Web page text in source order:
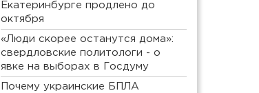
Екатеринбурге продлено до
октября
«Люди скорее останутся дома»:
свердловские политологи - о
явке на выборах в Госдуму
Почему украинские БПЛА